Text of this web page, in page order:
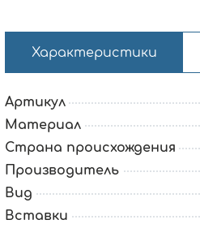
Характеристики
Артикул
Материал
Страна происхождения
Производитель
Вид
Вставки